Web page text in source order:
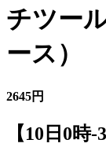
チツー
ース）
2645円
【10日0